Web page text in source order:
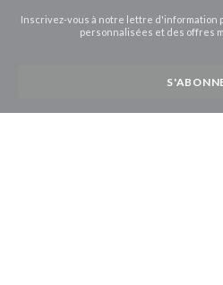
Inscrivez-vous à notre lettre d'information
personnalisées et des offres